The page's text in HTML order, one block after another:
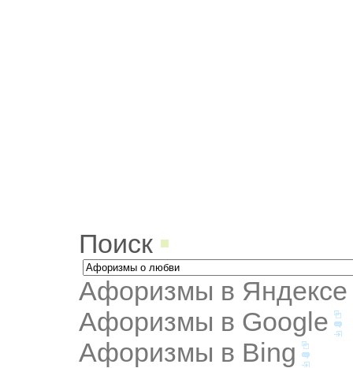
Поиск
Афоризмы в Яндексе
Афоризмы в Google
Афоризмы в Bing